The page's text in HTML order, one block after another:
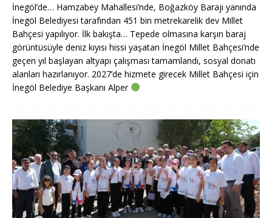
İnegöl’de… Hamzabey Mahallesi’nde, Boğazköy Barajı yanında
İnegöl Belediyesi tarafından 451 bin metrekarelik dev Millet
Bahçesi yapılıyor. İlk bakışta… Tepede olmasına karşın baraj
görüntüsüyle deniz kıyısı hissi yaşatan İnegöl Millet Bahçesi’nde
geçen yıl başlayan altyapı çalışması tamamlandı, sosyal donatı
alanları hazırlanıyor. 2027’de hizmete girecek Millet Bahçesi için
İnegöl Belediye Başkanı Alper